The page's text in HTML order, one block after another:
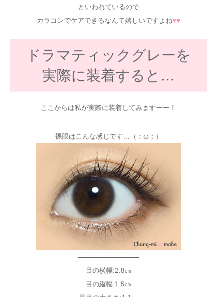
といわれているので
カラコンでケアできるなんて嬉しいですよね♥♥
ドラマティックグレーを
実際に装着すると…
ここからは私が実際に装着してみますーー！
裸眼はこんな感じです…（：ω；）
—————————
目の横幅:2.8㎝
目の縦幅:1.5㎝